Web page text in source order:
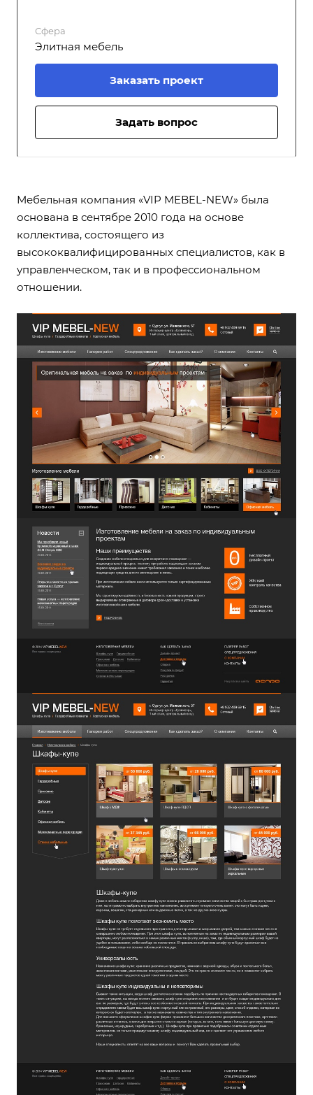
Сфера
Элитная мебель
Заказать проект
Задать вопрос
Мебельная компания «VIP MEBEL-NEW» была
основана в сентябре 2010 года на основе
коллектива, состоящего из
высококвалифицированных специалистов, как в
управленческом, так и в профессиональном
отношении.